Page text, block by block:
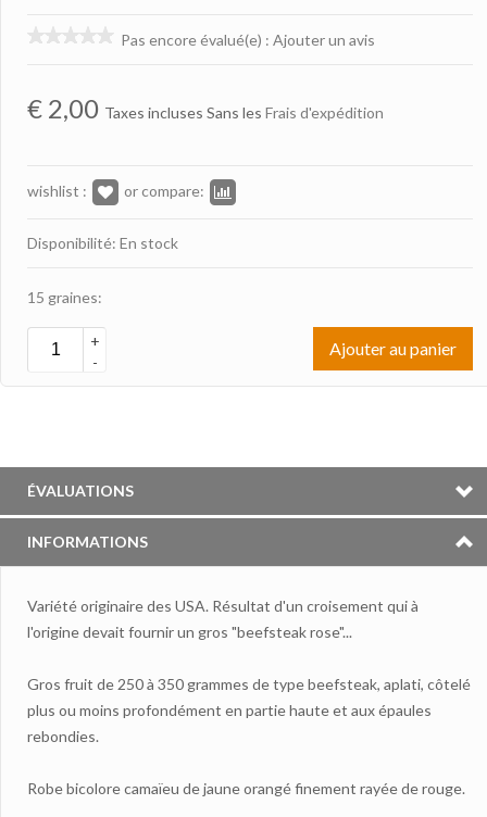
Pas encore évalué(e) : Ajouter un avis
€ 2,00 Taxes incluses Sans les Frais d'expédition
wishlist : or compare:
Disponibilité: En stock
15 graines:
+
-
Ajouter au panier
ÉVALUATIONS
INFORMATIONS
Variété originaire des USA. Résultat d'un croisement qui à
l'origine devait fournir un gros "beefsteak rose"...
Gros fruit de 250 à 350 grammes de type beefsteak, aplati, côtelé
plus ou moins profondément en partie haute et aux épaules
rebondies.
Robe bicolore camaïeu de jaune orangé finement rayée de rouge.